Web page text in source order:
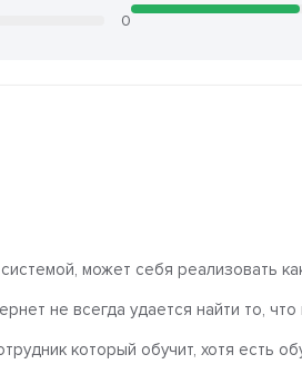
0
может себя реализовать
не всегда удается найти то,
который обучит, хотя есть